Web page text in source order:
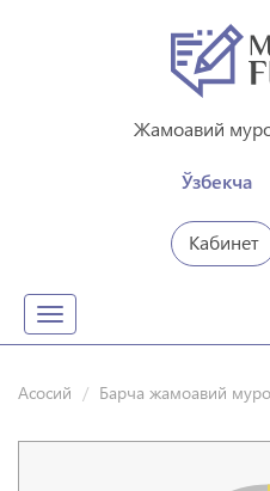
Жамоавий
Ўзбекча
Кабинет
Toggle
navigation
Асосий Барча жамоавий